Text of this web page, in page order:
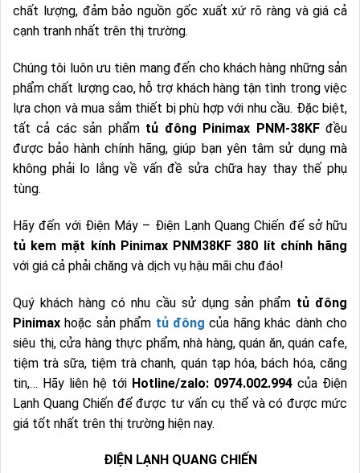
chất lượng, đảm bảo nguồn gốc xuất xứ rõ ràng và giá cả
cạnh tranh nhất trên thị trường.
Chúng tôi luôn ưu tiên mang đến cho khách hàng những sản
phẩm chất lượng cao, hỗ trợ khách hàng tận tình trong việc
lựa chọn và mua sắm thiết bị phù hợp với nhu cầu. Đặc biệt,
tất cả các sản phẩm tủ đông Pinimax PNM-38KFđều
được bảo hành chính hãng, giúp bạn yên tâm sử dụng mà
không phải lo lắng về vấn đề sửa chữa hay thay thế phụ
tùng.
Hãy đến với Điện Máy – Điện Lạnh Quang Chiến để sở hữu
tủ kem mặt kính Pinimax PNM38KF 380 lít chính hãng
với giá cả phải chăng và dịch vụ hậu mãi chu đáo!
Quý khách hàng có nhu cầu sử dụng sản phẩm tủ đông
Pinimax hoặc sản phẩm tủ đông của hãng khác dành cho
siêu thị, cửa hàng thực phẩm, nhà hàng, quán ăn, quán cafe,
tiệm trà sữa, tiệm trà chanh, quán tạp hóa, bách hóa, căng
tin,… Hãy liên hệ tới Hotline/zalo: 0974.002.994 của Điện
Lạnh Quang Chiến để được tư vấn cụ thể và có được mức
giá tốt nhất trên thị trường hiện nay.
ĐIỆN LẠNH QUANG CHIẾN